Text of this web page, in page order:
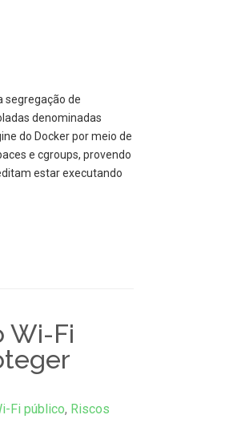
segregação de
denominadas
do Docker por meio de
e cgroups, provendo
estar executando
Wi-Fi
Fi público, Riscos